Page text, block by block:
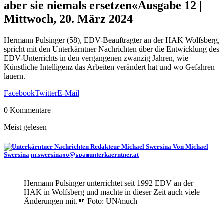
aber sie niemals ersetzen«Ausgabe 12 |
Mittwoch, 20. März 2024
Hermann Pulsinger (58), EDV-Beauftragter an der HAK Wolfsberg,
spricht mit den Unterkärntner Nachrichten über die Entwicklung des
EDV-Unterrichts in den vergangenen zwanzig Jahren, wie
Künstliche Intelligenz das Arbeiten verändert hat und wo Gefahren
lauern.
FacebookTwitterE-Mail
0 Kommentare
Meist gelesen
Von Michael
Swersina m.swersinano@spamunterkaerntner.at
Hermann Pulsinger unterrichtet seit 1992 EDV an der
HAK in Wolfsberg und machte in dieser Zeit auch viele
Änderungen mit. Foto: UN/much